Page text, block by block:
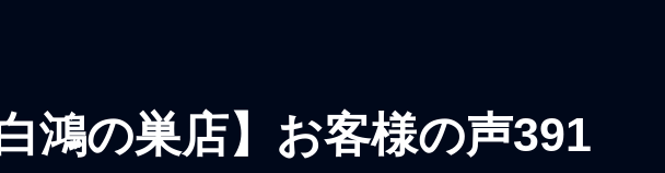
鴻の巣店】お客様の声391